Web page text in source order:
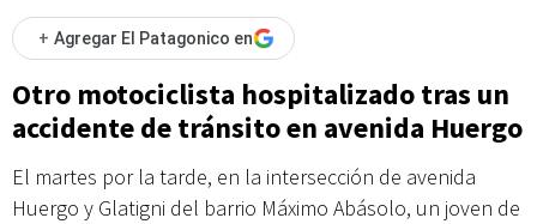
+ Agregar El Patagonico en
Otro motociclista hospitalizado tras un
accidente de tránsito en avenida Huergo
El martes por la tarde, en la intersección de avenida
Huergo y Glatigni del barrio Máximo Abásolo, un joven de